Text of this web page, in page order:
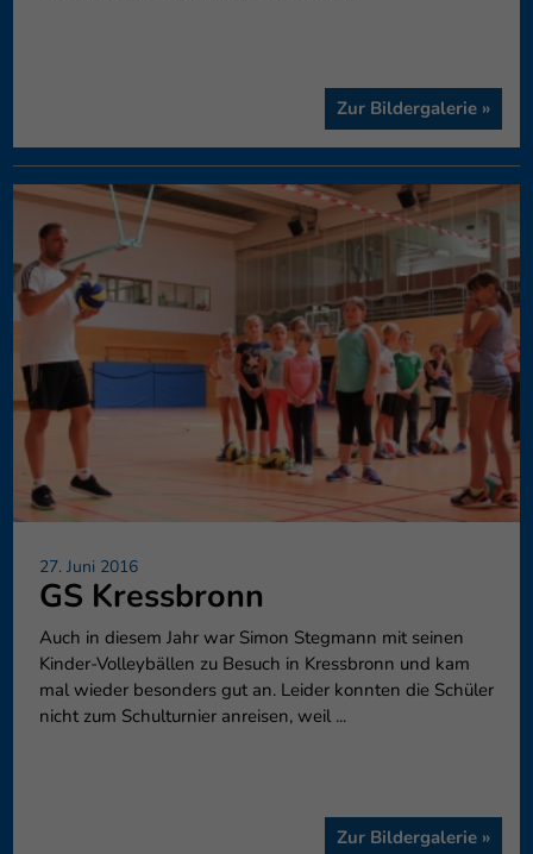
Zur Bildergalerie »
27. Juni 2016
GS Kressbronn
Auch in diesem Jahr war Simon Stegmann mit seinen
Kinder-Volleybällen zu Besuch in Kressbronn und kam
mal wieder besonders gut an. Leider konnten die Schüler
nicht zum Schulturnier anreisen, weil ...
Zur Bildergalerie »